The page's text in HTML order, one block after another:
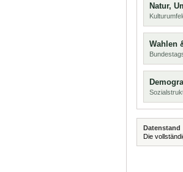
Natur,
Wahlen
Datenstand
Die